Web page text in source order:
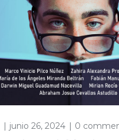
junio 26, 2024 0